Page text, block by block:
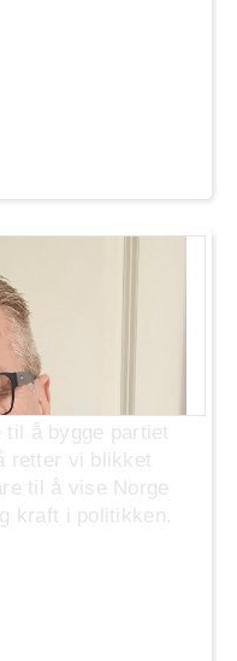
har hatt sine
fra historie. Med
og dyktige
til å bygge partiet
retter vi blikket
til å vise Norge
kraft i politikken.